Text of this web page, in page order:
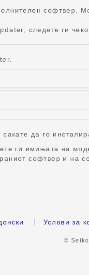
софтвер.
следете ги
да го
ги имињата на
софтвер и на
Услови за
©